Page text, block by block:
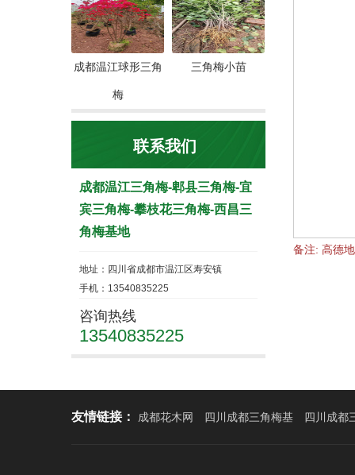
成都温江球形三角
梅
三角梅小苗
联系我们
成都温江三角梅-郫县三角梅-宜
宾三角梅-攀枝花三角梅-西昌三
角梅基地
地址：四川省成都市温江区寿安镇
手机：13540835225
咨询热线
13540835225
备注: 高德
友情链接： 成都花木网 四川成都三角梅基 四川成都